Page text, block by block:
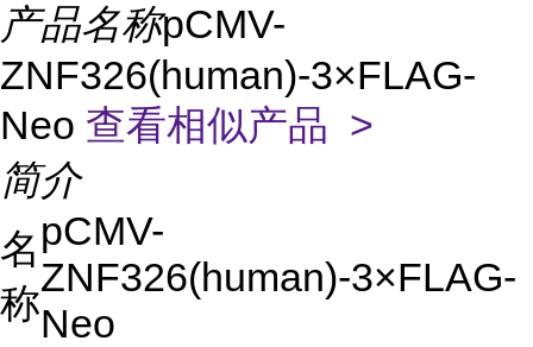
产品名称pCMV-
ZNF326(human)-3×FLAG-
Neo 查看相似产品 >
简介
名
称
pCMV-
ZNF326(human)-3×FLAG-
Neo